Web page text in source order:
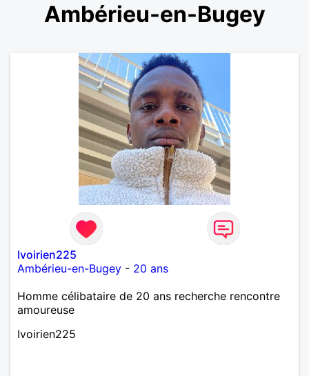
Ambérieu-en-Bugey
Ivoirien225
Ambérieu-en-Bugey - 20 ans
Homme célibataire de 20 ans recherche rencontre
amoureuse
Ivoirien225